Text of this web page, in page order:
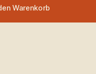
Warenkorb